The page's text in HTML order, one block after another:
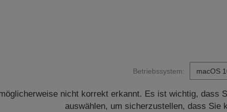
Betriebssystem:
nicht korrekt erkannt. Es ist wichtig, dass
auswählen, um sicherzustellen, dass Sie